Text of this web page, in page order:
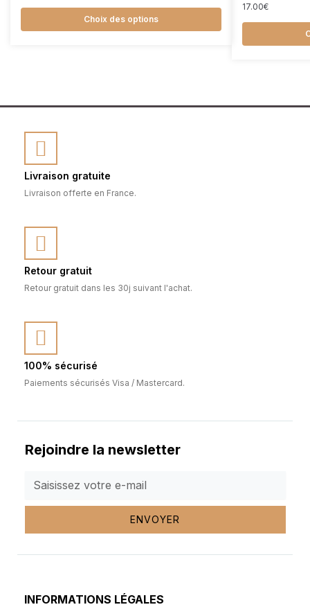
Choix des options
17.00€
Livraison gratuite
Livraison offerte en France.
Retour gratuit
Retour gratuit dans les 30j suivant l'achat.
100% sécurisé
Paiements sécurisés Visa / Mastercard.
Rejoindre la newsletter
ENVOYER
INFORMATIONS LÉGALES